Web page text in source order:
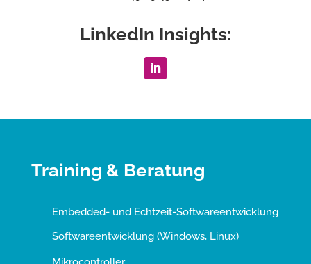
LinkedIn Insights:
Training & Beratung
Embedded- und Echtzeit-Softwareentwicklung
Softwareentwicklung (Windows, Linux)